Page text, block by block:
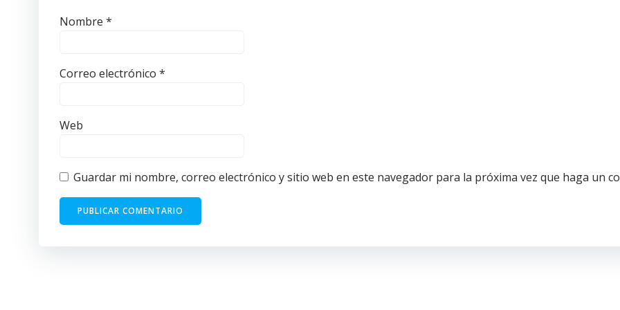
Nombre *
Correo electrónico *
Web
Guardar mi nombre, correo electrónico y sitio web en este navegador para la próxima vez que haga un